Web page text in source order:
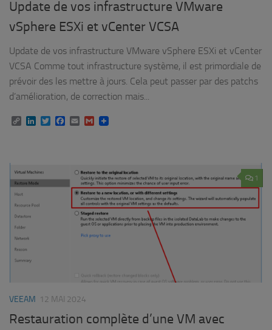
Update de vos infrastructure VMware
vSphere ESXi et vCenter VCSA
Update de vos infrastructure VMware vSphere ESXi et vCenter
VCSA Comme tout infrastructure système, il est primordiale de
prévoir des les mettre à jours. Cela peut passer par des patchs
d’amélioration, de correction mais...
CopyLinkedIn
TwitterFacebook
EmailGmail
1
VEEAM 12 MAI 2024
Restauration complète d’une VM avec